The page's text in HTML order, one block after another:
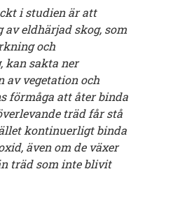
i studien är att
av eldhärjad skog, som
och
kan sakta ner
av vegetation och
förmåga att åter binda
träd får stå
kontinuerligt binda
även om de växer
träd som inte blivit